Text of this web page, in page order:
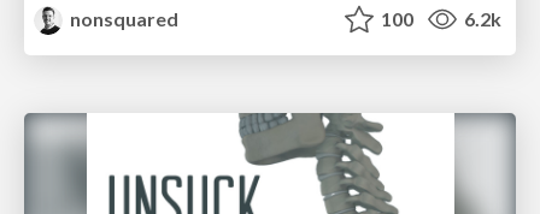
nonsquared
100 6.2k